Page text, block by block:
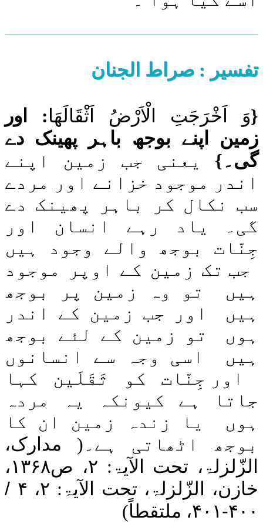
اَلْاَحْزَاب
صٓ
اَلزُّمَر
حٰمٓ اَلسَّجْدَۃ (فُصِّلَت)
اَلشُّوْرٰی
اَلزُّخْرُف
اَلدُّخَان
اَلْجَاثِيَة
مُحَمَّد
اَلْفَتْح
اَلْحُجُرٰت
قٓ
اَلذّٰرِيـٰت
اَلطُّوْر
اَلْقَمَر
اَلْوَاقِعَة
اَلْمُجَادَلَة
اَلْمُمْتَحِنَة
اَلصَّفّ
اَلْجُمُعَة
اَلْمُنٰفِقُوْن
اَلتَّغَابُن
اَلطَّلَاق
اَلتَّحْرِيْم
اَلْمُلْك
اَلْحَآ قَّة
اَلْمَعَارِ ج
نُوْ ح
اَلْجِنّ
اَلْمُزَّمِّل
اَلْقِيَامَة
اَلدَّهْر (اَلْاِنْسَان)
تفسیر : ‎صراط الجنان
{وَ اَخْرَجَتِ الْاَرْضُ اَثْقَالَهَا: اور
زمین اپنے بوجھ باہر پھینک دے
گی۔}
یعنی جب زمین اپنے
اندر موجود خزانے اور مردے
سب نکال کر باہر پھینک دے
گی۔ یاد رہے انسان اور
جِنّات بوجھ والے وجود ہیں
جب تک زمین کے اوپر موجود
ہیں
تو وہ زمین پر بوجھ
ہیں
اور جب زمین کے اندر
ہوں
تو زمین کے لئے بوجھ
ہیں
اسی وجہ سے انسانوں
اور جِنّات کو ثَقَلَین کہا
جاتا ہے کیونکہ یہ مردہ
ہوں
یا زندہ زمین ان کا
بوجھ اٹھاتی ہے۔ ( مدارک،
الزّلزلۃ، تحت الآیۃ: ۲، ص۱۳۶۸،
خازن، الزّلزلۃ، تحت الآیۃ: ۲، ۴ /
۴۰۰-۴۰۱، ملتقطاً)